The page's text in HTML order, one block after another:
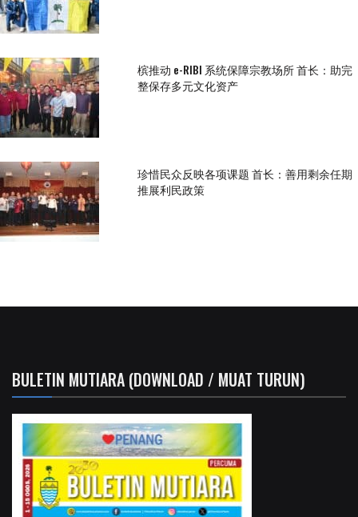
槟推动 e-RIBI 系统保障宗教场所 首长：助完
整保存多元文化资产
珍惜民众反映各项课题 首长：善用剩余任期
推展利民政策
BULETIN MUTIARA (DOWNLOAD / MUAT TURUN)